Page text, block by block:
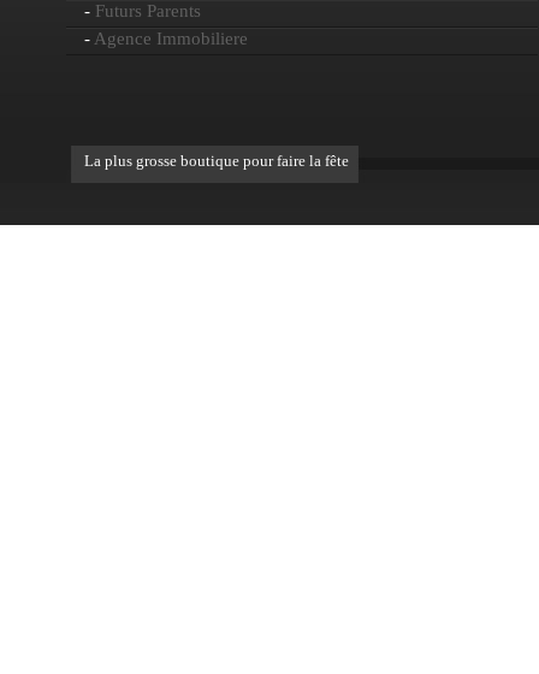
- Futurs Parents
- Agence Immobiliere
La plus grosse boutique pour faire la fête